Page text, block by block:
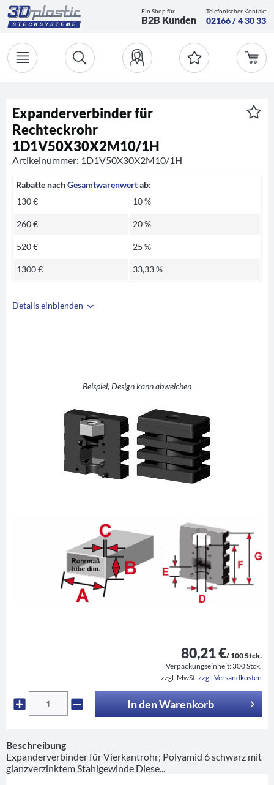
Ein Shop für
B2B Kunden
Telefonischer Kontakt
02166 / 4 30 33
Details einblenden
Beispiel, Design kann abweichen
Expanderverbinder für
Rechteckrohr
1D1V50X30X2M10/1H
Artikelnummer: 1D1V50X30X2M10/1H
Rabatte nachGesamtwarenwertab:
130 €
10 %
260 € 20 %
520 € 25 %
1300 € 33,33 %
80,21 €/ 100 Stck.
Verpackungseinheit: 300 Stck.
zzgl. MwSt. zzgl. Versandkosten
In denWarenkorb
Beschreibung
Expanderverbinder für Vierkantrohr; Polyamid 6 schwarz mit
glanzverzinktem Stahlgewinde Diese...